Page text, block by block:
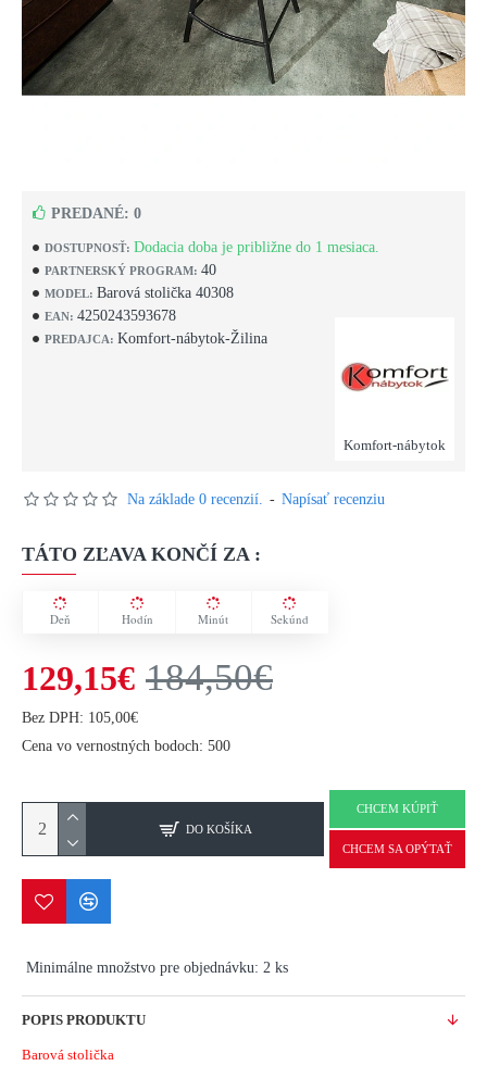
DOSTUPNOSŤ: Dodacia doba je približne do 1 mesiaca.
PARTNERSKÝ PROGRAM: 40
MODEL: Barová stolička 40308
EAN: 4250243593678
PREDAJCA: Komfort-nábytok-Žilina
Komfort-nábytok
PREDANÉ: 0
Na základe 0 recenzií. - Napísať recenziu
TÁTO ZĽAVA KONČÍ ZA :
Deň Hodín Minút Sekúnd
129,15€ 184,50€
Bez DPH: 105,00€
Cena vo vernostných bodoch: 500
DO KOŠÍKA
CHCEM KÚPIŤ
CHCEM SA OPÝTAŤ
Minimálne množstvo pre objednávku: 2 ks
POPIS PRODUKTU
Barová stolička